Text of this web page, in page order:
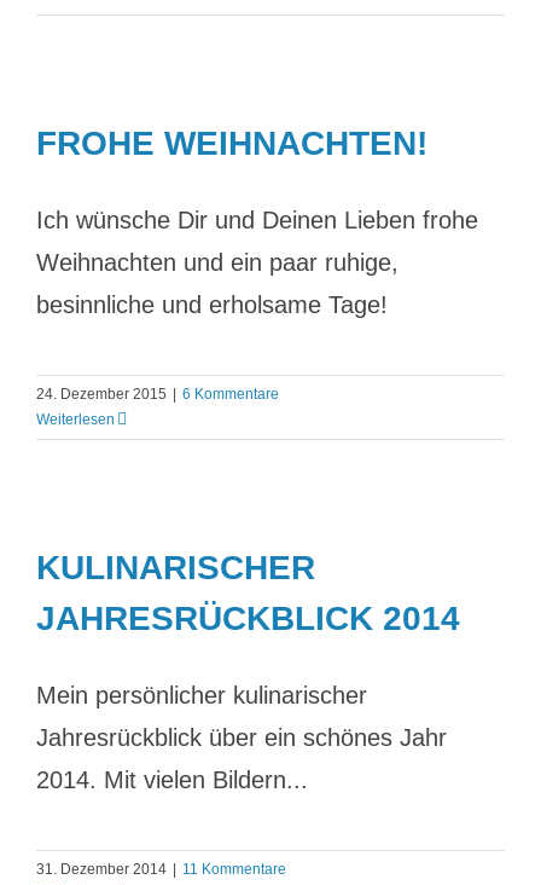
FROHE WEIHNACHTEN!
Ich wünsche Dir und Deinen Lieben frohe
Weihnachten und ein paar ruhige,
besinnliche und erholsame Tage!
24. Dezember 2015
6 Kommentare
Weiterlesen
KULINARISCHER
JAHRESRÜCKBLICK 2014
Mein persönlicher kulinarischer
Jahresrückblick über ein schönes Jahr
2014. Mit vielen Bildern...
31. Dezember 2014
11 Kommentare